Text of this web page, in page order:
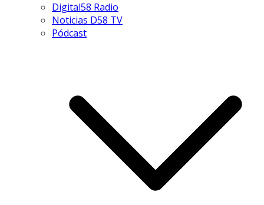
Digital58 Radio
Noticias D58 TV
Pódcast